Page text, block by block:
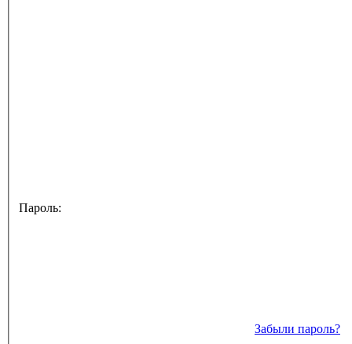
Пароль:
Забыли пароль?